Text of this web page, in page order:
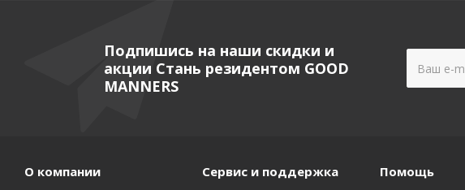
Подпишись на наши скидки и
акции Стань резидентом GOOD
MANNERS
О компании Сервис и поддержка Помощь